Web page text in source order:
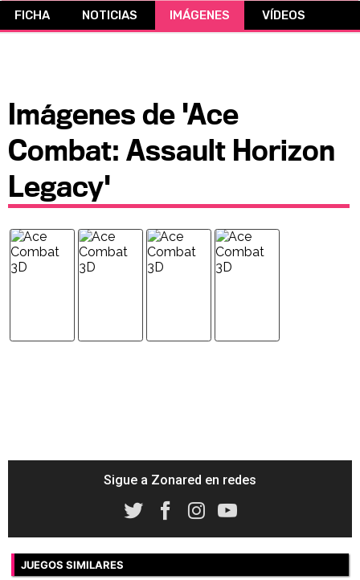
CÓMICS
FICHA NOTICIAS IMÁGENES VÍDEOS
Imágenes de 'Ace
Combat: Assault Horizon
Legacy'
Sigue a Zonared en redes
JUEGOS SIMILARES